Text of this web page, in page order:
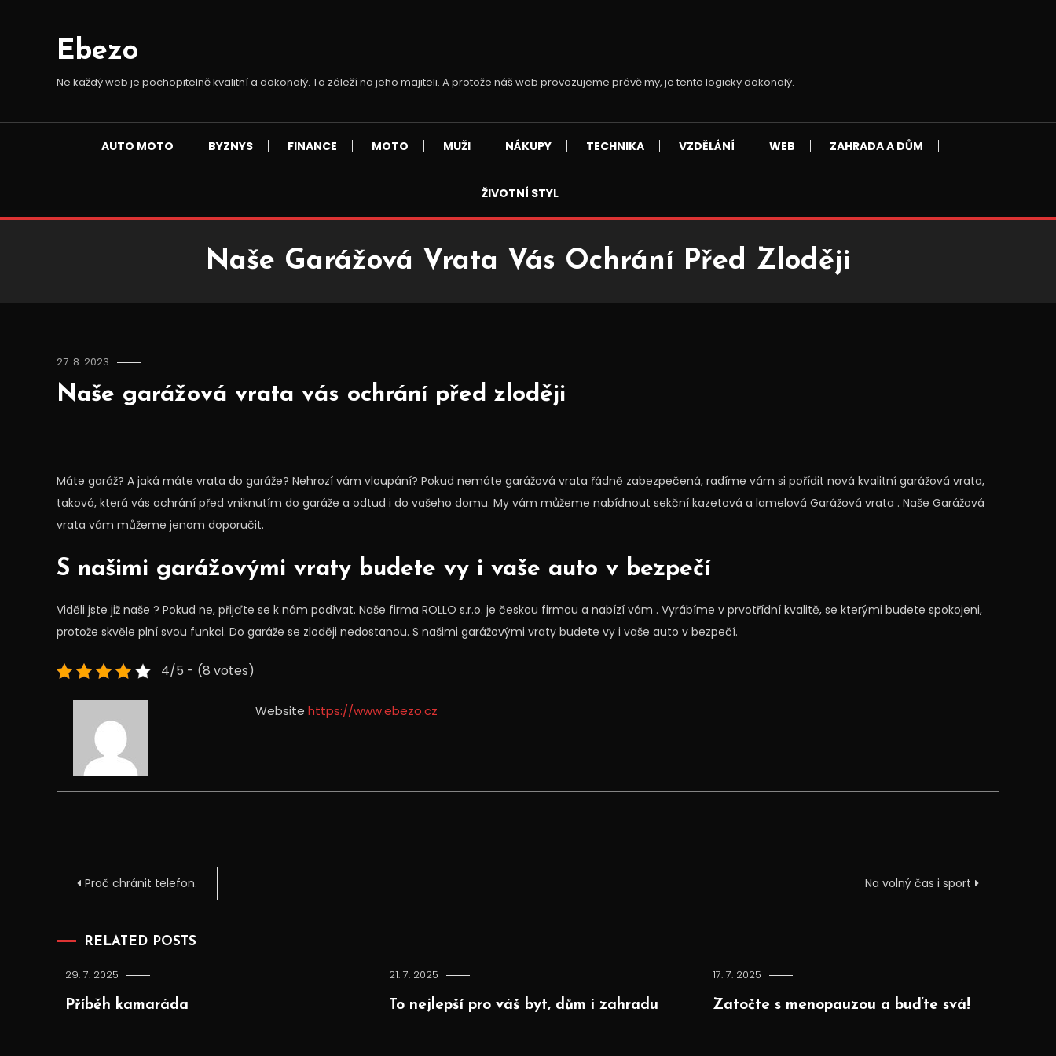
Ebezo
Ne každý web je pochopitelně kvalitní a dokonalý. To záleží na jeho majiteli. A protože náš web provozujeme právě my, je tento logicky dokonalý.
AUTO MOTO BYZNYS FINANCE MOTO MUŽI NÁKUPY TECHNIKA VZDĚLÁNÍ WEB ZAHRADA A DŮM
ŽIVOTNÍ STYL
Naše Garážová Vrata Vás Ochrání Před Zloději
27. 8. 2023
Naše garážová vrata vás ochrání před zloději
Máte garáž? A jaká máte vrata do garáže? Nehrozí vám vloupání? Pokud nemáte garážová vrata řádně zabezpečená, radíme vám si pořídit nová kvalitní garážová vrata,
taková, která vás ochrání před vniknutím do garáže a odtud i do vašeho domu. My vám můžeme nabídnout sekční kazetová a lamelová Garážová vrata . Naše Garážová
vrata vám můžeme jenom doporučit.
S našimi garážovými vraty budete vy i vaše auto v bezpečí
Viděli jste již naše ? Pokud ne, přijďte se k nám podívat. Naše firma ROLLO s.r.o. je českou firmou a nabízí vám . Vyrábíme v prvotřídní kvalitě, se kterými budete spokojeni,
protože skvěle plní svou funkci. Do garáže se zloději nedostanou. S našimi garážovými vraty budete vy i vaše auto v bezpečí.
4/5 - (8 votes)
Website https://www.ebezo.cz
Navigace
Proč chránit telefon. Na volný čas i sport
RELATED POSTS
29. 7. 2025
Příběh kamaráda
21. 7. 2025
To nejlepší pro váš byt, dům i zahradu
17. 7. 2025
Zatočte s menopauzou a buďte svá!